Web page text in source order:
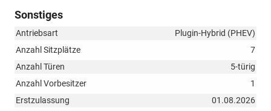
Sonstiges
Antriebsart
Plugin-Hybrid (PHEV)
Anzahl Sitzplätze
7
Anzahl Türen
5-türig
Anzahl Vorbesitzer
1
Erstzulassung
01.08.2026